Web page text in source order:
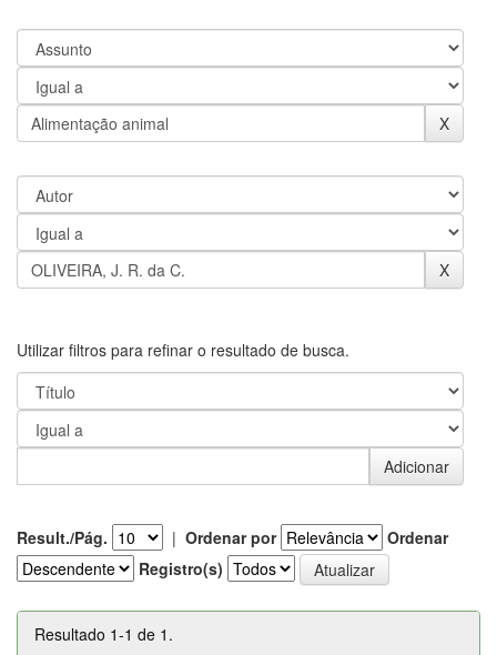
Utilizar filtros para refinar o resultado de busca.
Result./Pág. | Ordenar por
Ordenar
Registro(s)
Resultado 1-1 de 1.